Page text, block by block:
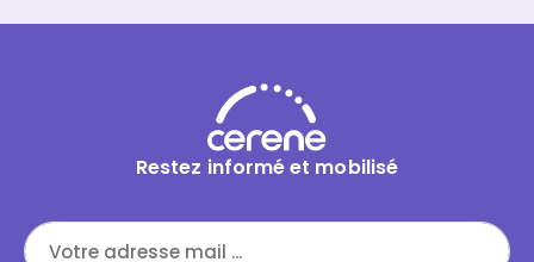
Les admissions sont ouvertes !
Restez informé et mobilisé